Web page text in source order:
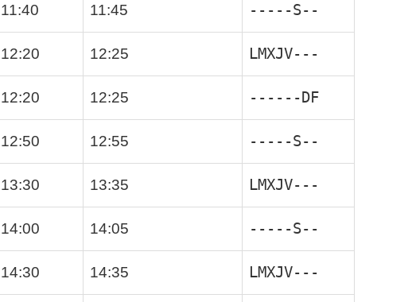
11:40 11:45 -----S--
12:20 12:25 LMXJV---
12:20 12:25 ------DF
12:50 12:55 -----S--
13:30 13:35 LMXJV---
14:00 14:05 -----S--
14:30 14:35 LMXJV---